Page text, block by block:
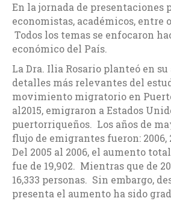
En la jornada de presentaciones
economistas, académicos, entre
Todos los temas se enfocaron
económico del País.
La Dra. Ilia Rosario planteó en
detalles más relevantes del
movimiento migratorio en
al2015, emigraron a Estados
puertorriqueños. Los años de
flujo de emigrantes fueron: 2006,
Del 2005 al 2006, el aumento
fue de 19,902. Mientras que de
16,333 personas. Sin embargo,
presenta el aumento ha sido